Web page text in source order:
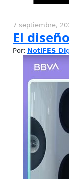
7 septiembre,
El
Por: NotiFES